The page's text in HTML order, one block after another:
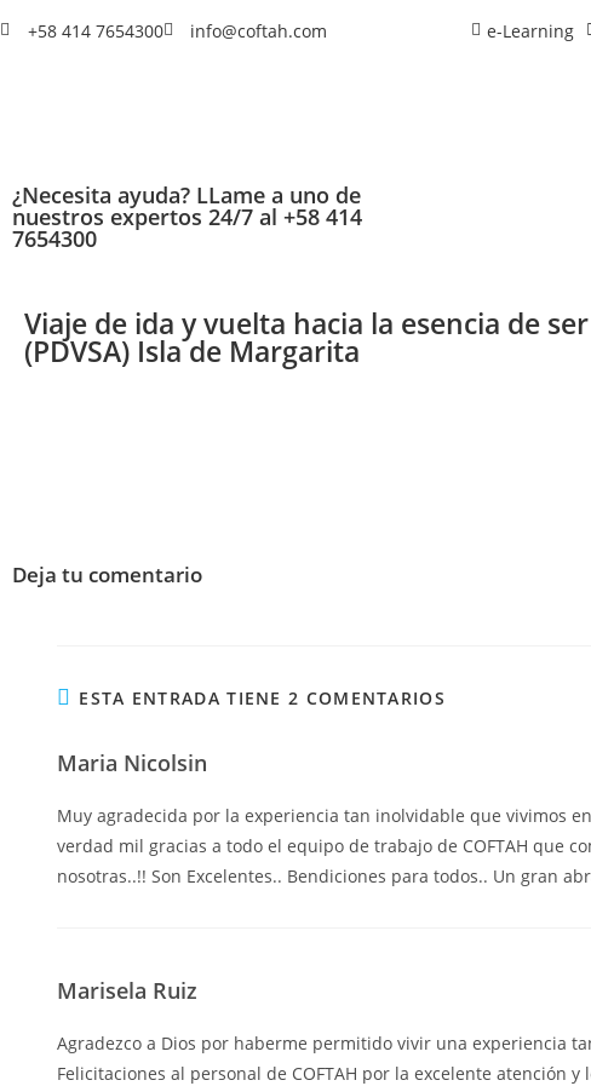
+58 414 7654300 info@coftah.com e-Learning
¿Necesita ayuda? LLame a uno de
nuestros expertos 24/7 al +58 414
7654300
Viaje de ida y vuelta hacia la esencia de
(PDVSA) Isla de Margarita
Deja tu comentario
ESTA ENTRADA TIENE 2 COMENTARIOS
Maria Nicolsin
Muy agradecida por la experiencia tan inolvidable que vivimos
verdad mil gracias a todo el equipo de trabajo de COFTAH que
nosotras..!! Son Excelentes.. Bendiciones para todos.. Un gran
Marisela Ruiz
Agradezco a Dios por haberme permitido vivir una experiencia
Felicitaciones al personal de COFTAH por la excelente atención